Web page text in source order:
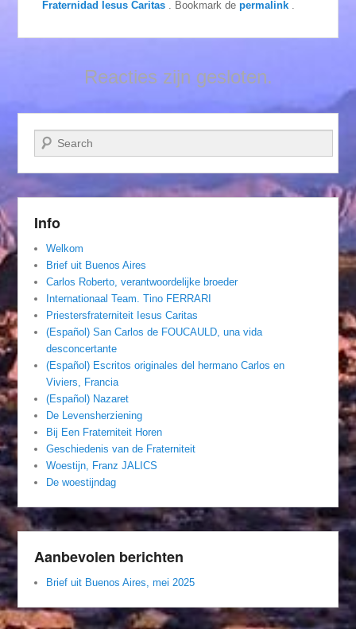
Fraternidad Iesus Caritas
. Bookmark depermalink
Reacties zijn gesloten.
Zoeken
Info
Welkom
Brief uit Buenos Aires
Carlos Roberto, verantwoordelijke broeder
Internationaal Team. Tino FERRARI
Priestersfraterniteit Iesus Caritas
(Español) San Carlos de FOUCAULD, una vida
desconcertante
(Español) Escritos originales del hermano Carlos en
Viviers, Francia
(Español) Nazaret
De Levensherziening
Bij Een Fraterniteit Horen
Geschiedenis van de Fraterniteit
Woestijn, Franz JALICS
De woestijndag
Aanbevolen berichten
Brief uit Buenos Aires, mei 2025